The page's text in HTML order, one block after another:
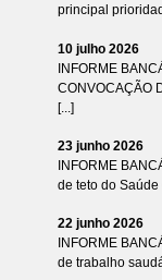
principal
10 julho 2026
INFORME
CONVOCAÇÃO
[...]
23 junho 2026
INFORME
de teto do
22 junho 2026
INFORME
de trabalho